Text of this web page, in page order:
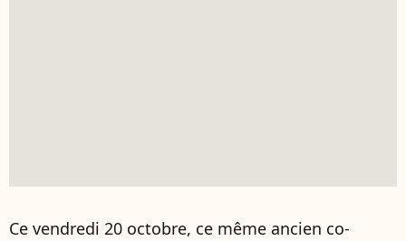
Ce vendredi 20 octobre, ce même ancien co-